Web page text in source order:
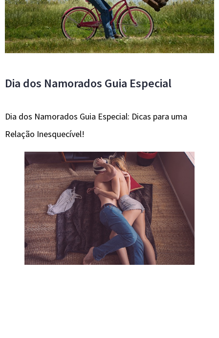
Dia dos Namorados Guia Especial
Dia dos Namorados Guia Especial: Dicas para uma
Relação Inesquecível!